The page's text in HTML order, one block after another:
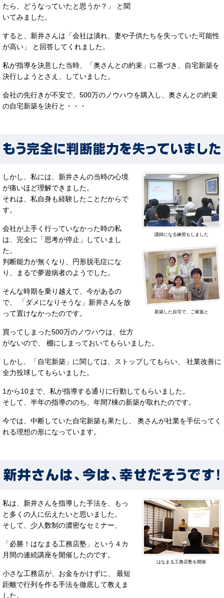
たら、どうなっていたと思うか？」 と聞
いてみました。
すると、新井さんは「会社は潰れ、妻や子供たちを失っていた可能性
が高い」 と回答してくれました。
私が指導を決意した当時、「奥さんとの約束」に基づき、自宅新築を
決行しようとさえ、していました。
会社の先行きが不安で、500万のノウハウを購入し、奥さんとの約束
の自宅新築を決行と・・・
講師になる練習もしました
新築した自宅で、ご家族と
しかし、私には、新井さんの当時の心境
が痛いほど理解できました。
それは、私自身も経験したことだからで
す。
会社が上手く行っていなかった時の私
は、完全に「思考が停止」していまし
た。
判断能力が無くなり、円形脱毛症にな
り、まるで夢遊病者のようでした。
そんな時期を乗り越えて、今があるの
で、 「ダメになりそうな」新井さんを放
って置けなかったのです。
買ってしまった500万のノウハウは、仕方
がないので、 棚にしまっておいてもらいました。
しかし、「自宅新築」に関しては、ストップしてもらい、 社業改善に
全力投球してもらいました。
1から10まで、私が指導する通りに行動してもらいました。
そして、半年の指導ののち、年間7棟の新築が取れたのです。
今では、中断していた自宅新築も果たし、 奥さんが社業を手伝ってく
れる理想の形になっています。
はなまる工務店塾を開催
私は、新井さんを指導した手法を、もっ
と多くの人に伝えたいと思いました。
そして、少人数制の濃密なセミナー、
「必勝！はなまる工務店塾」という４カ
月間の連続講座を開催したのです。
小さな工務店が、お金をかけずに、 最短
距離で行列を作る手法を徹底して教えま
した。